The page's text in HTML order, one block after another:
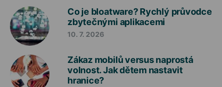
Co je bloatware? Rychlý průvodce
zbytečnými aplikacemi
10. 7. 2026
Zákaz mobilů versus naprostá
volnost. Jak dětem nastavit
hranice?